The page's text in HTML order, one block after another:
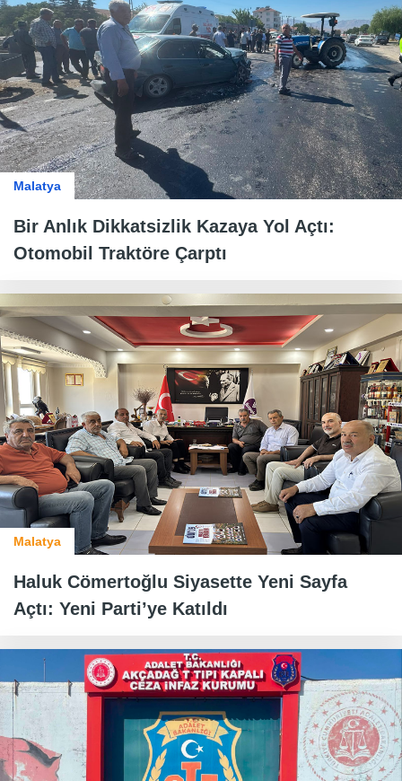
Malatya
Bir Anlık Dikkatsizlik Kazaya Yol Açtı:
Otomobil Traktöre Çarptı
Malatya
Haluk Cömertoğlu Siyasette Yeni Sayfa
Açtı: Yeni Parti’ye Katıldı